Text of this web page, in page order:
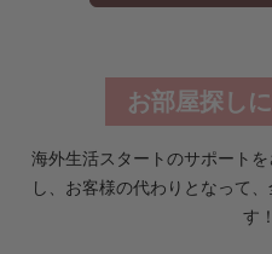
お部屋探し
海外生活スタートのサポート
し、お客様の代わりとなって
す！